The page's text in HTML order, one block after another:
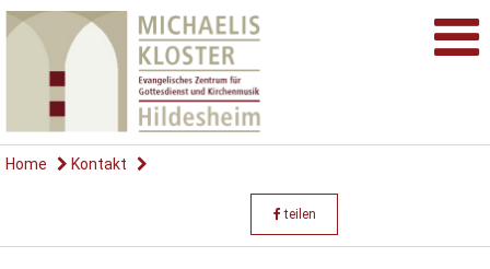
Home Kontakt
teilen